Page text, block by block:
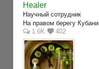
Healer
Научный сотрудник
На правом берегу Кубани
1.6K
402